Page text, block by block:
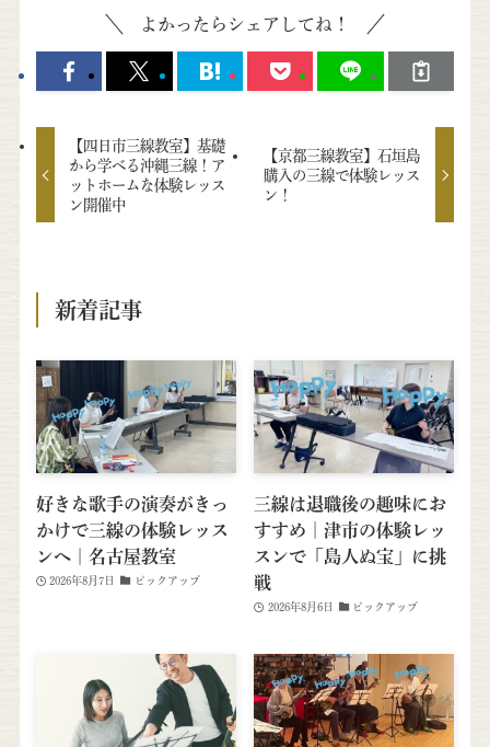
よかったらシェアしてね！
【四日市三線教室】基礎
から学べる沖縄三線！ア
ットホームな体験レッス
ン開催中
【京都三線教室】石垣島
購入の三線で体験レッス
ン！
新着記事
好きな歌手の演奏がきっ
かけで三線の体験レッス
ンへ｜名古屋教室
2026年8月7日 ピックアップ
三線は退職後の趣味にお
すすめ｜津市の体験レッ
スンで「島人ぬ宝」に挑
戦
2026年8月6日 ピックアップ